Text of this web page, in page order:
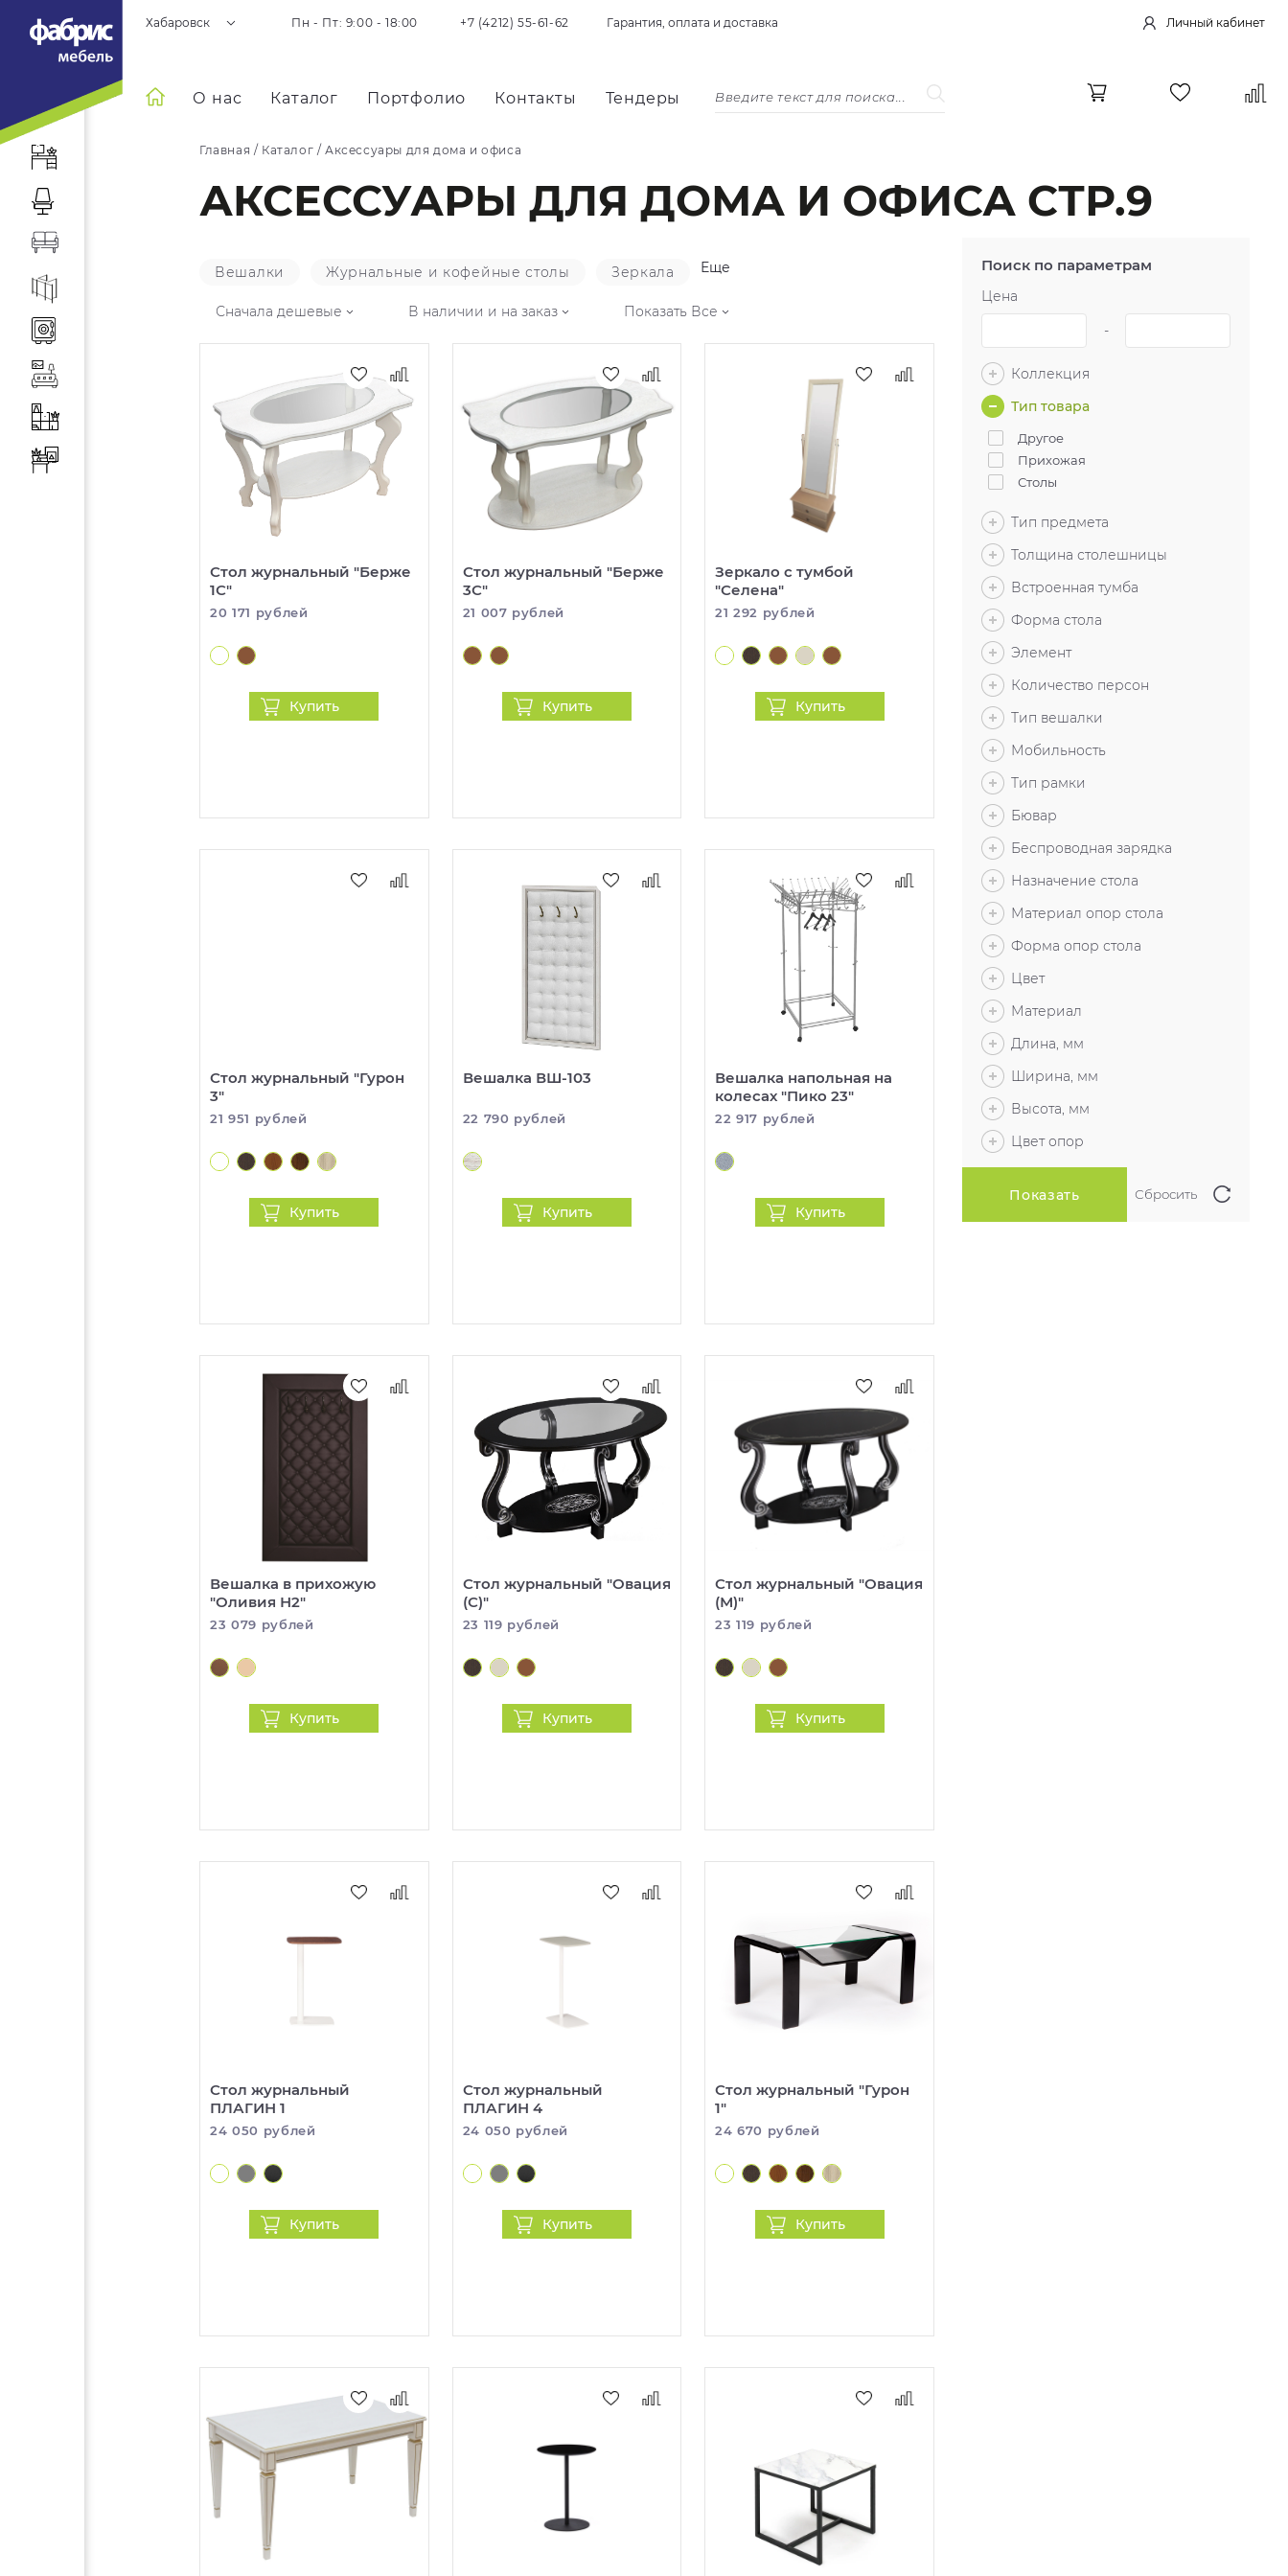
Хабаровск Пн - Пт: 9:00 - 18:00 +7 (4212) 55-61-62 Гарантия, оплата и доставка Личный кабинет
О нас Каталог Портфолио Контакты Тендеры
Главная / Каталог /Аксессуары для дома и офиса
АКСЕССУАРЫ ДЛЯ ДОМА И ОФИСА СТР.9
Поиск по параметрам
Цена
-
Коллекция
Тип товара
Другое
Прихожая
Столы
Тип предмета
Толщина столешницы
Встроенная тумба
Форма стола
Элемент
Количество персон
Тип вешалки
Мобильность
Тип рамки
Бювар
Беспроводная зарядка
Назначение стола
Материал опор стола
Форма опор стола
Цвет
Материал
Длина, мм
Ширина, мм
Высота, мм
Цвет опор
Вешалки Журнальные и кофейные столы Зеркала Еще
Сначала дешевые В наличии и на заказ Показать Все
Стол журнальный "Берже
1С"
20 171 рублей
Купить
Стол журнальный "Берже
3С"
21 007 рублей
Купить
Зеркало с тумбой
"Селена"
21 292 рублей
Купить
Стол журнальный "Гурон
3"
21 951 рублей
Купить
Вешалка ВШ-103
22 790 рублей
Купить
Вешалка напольная на
колесах "Пико 23"
22 917 рублей
Купить
Вешалка в прихожую
"Оливия Н2"
23 079 рублей
Купить
Стол журнальный "Овация
(С)"
23 119 рублей
Купить
Стол журнальный "Овация
(М)"
23 119 рублей
Купить
Стол журнальный
ПЛАГИН 1
24 050 рублей
Купить
Стол журнальный
ПЛАГИН 4
24 050 рублей
Купить
Стол журнальный "Гурон
1"
24 670 рублей
Купить